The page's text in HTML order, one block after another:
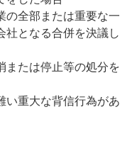
の全部または重要な一
社となる合併を決議し
または停止等の処分を
い重大な背信行為があ